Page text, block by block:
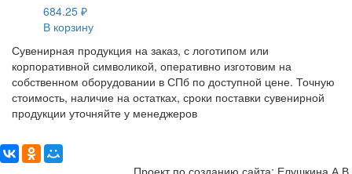
684.25 ₽
В корзину
Сувенирная продукция на заказ, с логотипом или
корпоративной символикой, оперативно изготовим на
собственном оборудовании в СПб по доступной цене. Точную
стоимость, наличие на остатках, сроки поставки сувенирной
продукции уточняйте у менеджеров
Проект по созданию сайта: Елушкина А.В.